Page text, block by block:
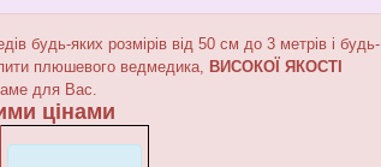
будь-яких розмірів від 50 см до 3 метрів і будь-
плюшевого ведмедика, ВИСОКОЇ ЯКОСТІ
для Вас.
цінами